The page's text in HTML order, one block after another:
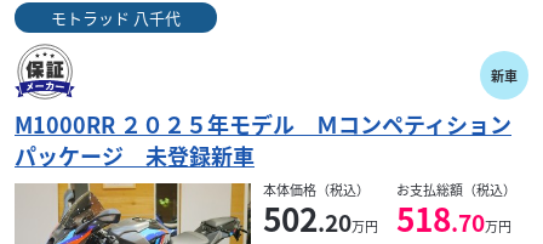
代の洗練さが調和した真のヘリテージ・クルー...
モトラッド 八千代
新車
M1000RR ２０２５年モデル Ｍコンペティション
パッケージ 未登録新車
本体価格（税込）
502.20万円
お支払総額（税込）
518.70万円